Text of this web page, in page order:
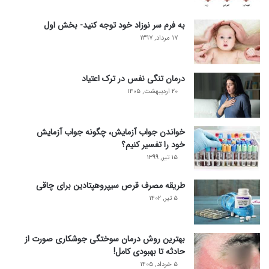
به فرم سر نوزاد خود توجه کنید- بخش اول
۱۷ مرداد, ۱۳۹۷
درمان تنگی نفس در ترک اعتیاد
۲۰ اردیبهشت, ۱۴۰۵
خواندن جواب آزمایش، چگونه جواب آزمایش
خود را تفسیر کنیم؟
۱۵ تیر, ۱۳۹۹
طریقه مصرف قرص سیپروهپتادین برای چاقی
۵ تیر, ۱۴۰۲
بهترین روش درمان سوختگی جوشکاری صورت از
حادثه تا بهبودی کامل!
۵ خرداد, ۱۴۰۵